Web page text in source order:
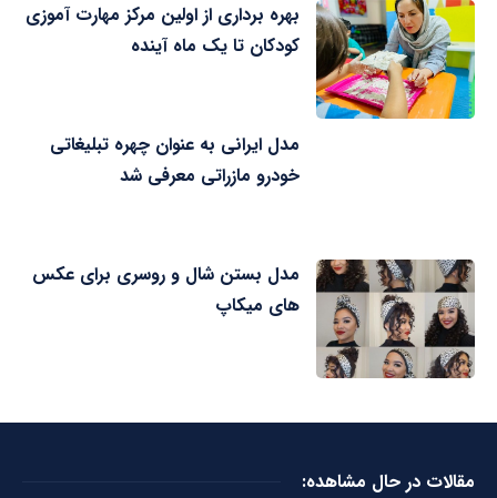
بهره برداری از اولین مرکز مهارت آموزی
کودکان تا یک ماه آینده
مدل ایرانی به عنوان چهره تبلیغاتی
خودرو مازراتی معرفی شد
مدل بستن شال و روسری برای عکس
های میکاپ
مقالات در حال مشاهده: